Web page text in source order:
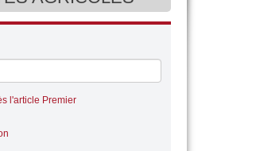
l'article Premier